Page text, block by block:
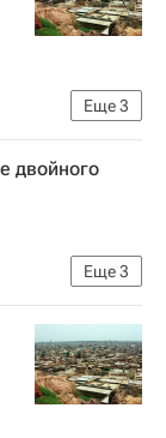
Еще3
двойного
Еще3